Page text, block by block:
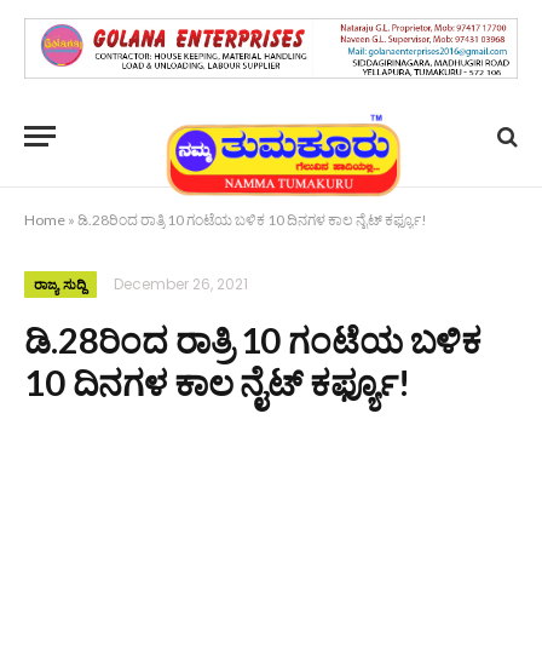
Home » ಡಿ.28ರಿಂದ ರಾತ್ರಿ 10 ಗಂಟೆಯ ಬಳಿಕ 10 ದಿನಗಳ ಕಾಲ ನೈಟ್ ಕರ್ಫ್ಯೂ!
ರಾಜ್ಯ ಸುದ್ದಿ December 26, 2021
ಡಿ.28ರಿಂದ ರಾತ್ರಿ 10 ಗಂಟೆಯ ಬಳಿಕ
10 ದಿನಗಳ ಕಾಲ ನೈಟ್ ಕರ್ಫ್ಯೂ!